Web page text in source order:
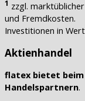
1 zzgl.
und Fremdkosten.
Investitionen in
Aktienhandel
flatex bietet beim
Handelspartnern.